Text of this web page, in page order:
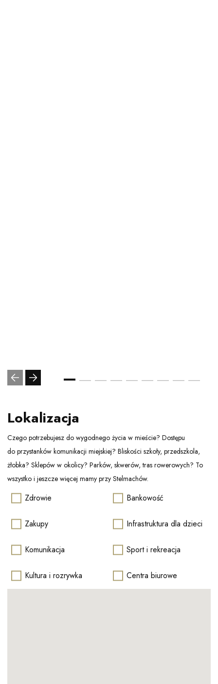
Lokalizacja
Czego potrzebujesz do wygodnego życia w mieście? Dostępu
do przystanków komunikacji miejskiej? Bliskości szkoły, przedszkola,
żłobka? Sklepów w okolicy? Parków, skwerów, tras rowerowych? To
wszystko i jeszcze więcej mamy przy Stelmachów.
Zdrowie Bankowość
Zakupy Infrastruktura dla dzieci
Komunikacja Sport i rekreacja
Kultura i rozrywka Centra biurowe